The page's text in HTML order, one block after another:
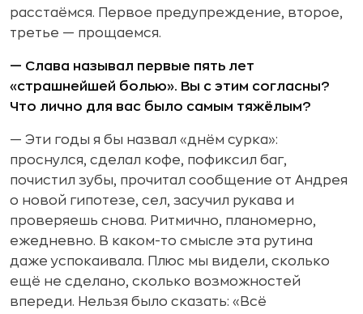
расстаёмся. Первое предупреждение, второе,
третье — прощаемся.
— Слава называл первые пять лет
«страшнейшей болью». Вы с этим согласны?
Что лично для вас было самым тяжёлым?
— Эти годы я бы назвал «днём сурка»:
проснулся, сделал кофе, пофиксил баг,
почистил зубы, прочитал сообщение от Андрея
о новой гипотезе, сел, засучил рукава и
проверяешь снова. Ритмично, планомерно,
ежедневно. В каком-то смысле эта рутина
даже успокаивала. Плюс мы видели, сколько
ещё не сделано, сколько возможностей
впереди. Нельзя было сказать: «Всё